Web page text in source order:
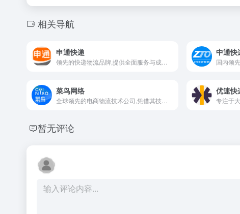
相关导航
申通快递 中通快
菜鸟网络 优速快
暂无评论